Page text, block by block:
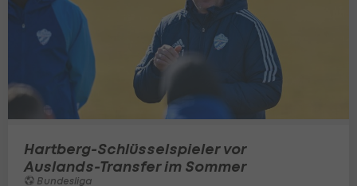
Hartberg-Schlüsselspieler vor
Auslands-Transfer im Sommer
Bundesliga